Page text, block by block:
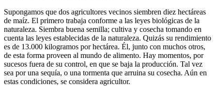
Supongamos que dos agricultores vecinos siembren diez hectáreas
de maíz. El primero trabaja conforme a las leyes biológicas de la
naturaleza. Siembra buena semilla; cultiva y cosecha tomando en
cuenta las leyes establecidas de la naturaleza. Quizás su rendimiento
es de 13.000 kilogramos por hectárea. Él, junto con muchos otros,
de esta forma proveen al mundo de alimento. Hay momentos, por
sucesos fuera de su control, en que se baja la producción. Tal vez
sea por una sequía, o una tormenta que arruina su cosecha. Aún en
estas condiciones, se considera agricultor.